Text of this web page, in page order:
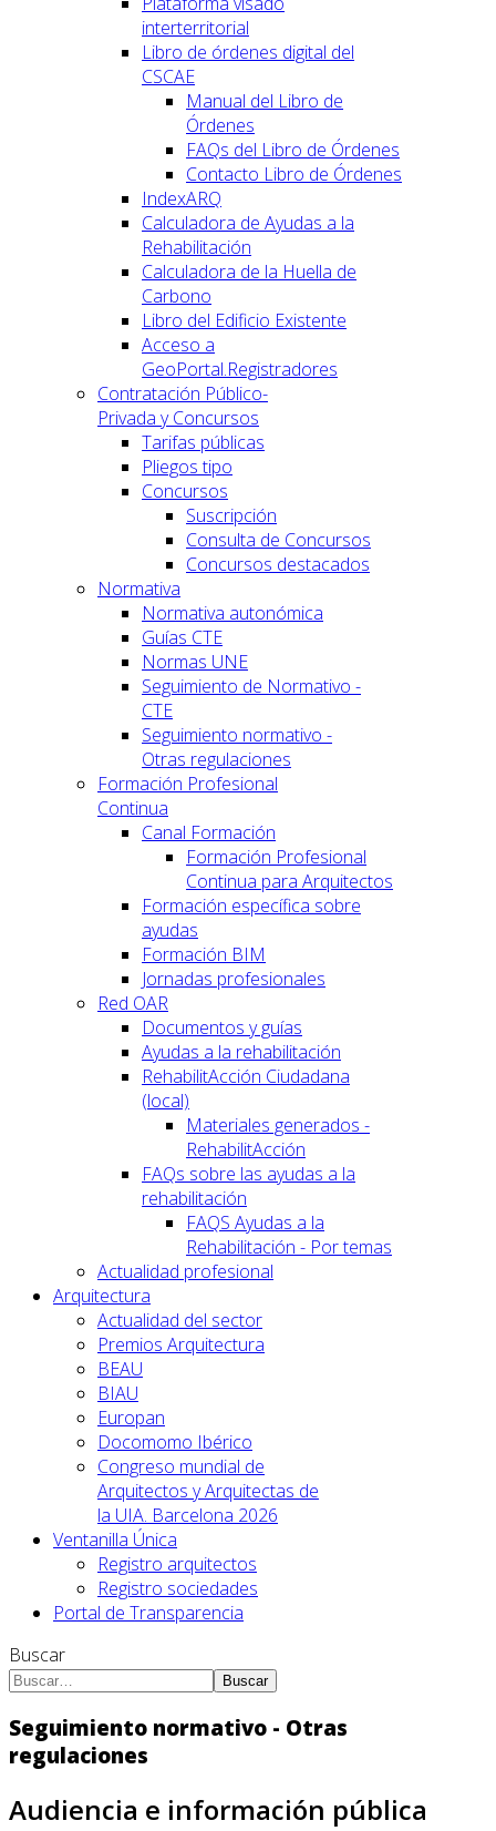
interterritorial
Libro de órdenes digital del
CSCAE
Manual del Libro de
Órdenes
FAQs del Libro de Órdenes
Contacto Libro de Órdenes
IndexARQ
Calculadora de Ayudas a la
Rehabilitación
Calculadora de la Huella de
Carbono
Libro del Edificio Existente
Acceso a
GeoPortal.Registradores
Contratación Público-
Privada y Concursos
Tarifas públicas
Pliegos tipo
Concursos
Suscripción
Consulta de Concursos
Concursos destacados
Normativa
Normativa autonómica
Guías CTE
Normas UNE
Seguimiento de Normativo -
CTE
Seguimiento normativo -
Otras regulaciones
Formación Profesional
Continua
Canal Formación
Formación Profesional
Continua para Arquitectos
Formación específica sobre
ayudas
Formación BIM
Jornadas profesionales
Red OAR
Documentos y guías
Ayudas a la rehabilitación
RehabilitAcción Ciudadana
(local)
Materiales generados -
RehabilitAcción
FAQs sobre las ayudas a la
rehabilitación
FAQS Ayudas a la
Rehabilitación - Por temas
Actualidad profesional
Arquitectura
Actualidad del sector
Premios Arquitectura
BEAU
BIAU
Europan
Docomomo Ibérico
Congreso mundial de
Arquitectos y Arquitectas de
la UIA. Barcelona 2026
Ventanilla Única
Registro arquitectos
Registro sociedades
Portal de Transparencia
Buscar
Buscar
Seguimiento normativo - Otras
regulaciones
Audiencia e información pública